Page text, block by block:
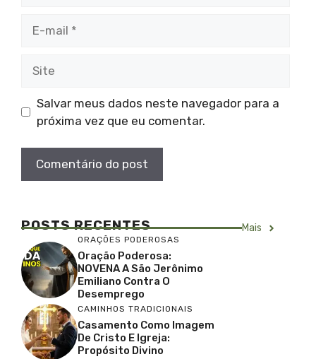
mail
Salvar meus dados neste navegador para a
próxima vez que eu comentar.
POSTS RECENTES Mais
ORAÇÕES PODEROSAS
Oração Poderosa:
NOVENA A São Jerônimo
Emiliano Contra O
Desemprego
CAMINHOS TRADICIONAIS
Casamento Como Imagem
De Cristo E Igreja:
Propósito Divino